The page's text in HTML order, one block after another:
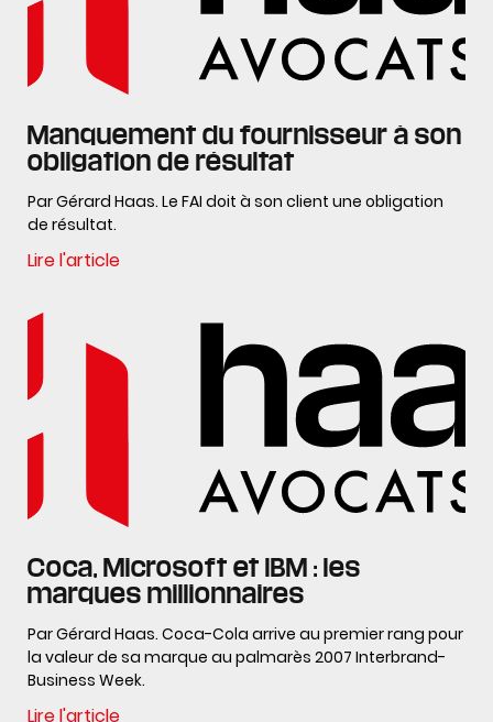
Manquement du fournisseur à son
obligation de résultat
Par Gérard Haas. Le FAI doit à son client une obligation
de résultat.
Lire l'article
Coca, Microsoft et IBM : les
marques millionnaires
Par Gérard Haas. Coca-Cola arrive au premier rang pour
la valeur de sa marque au palmarès 2007 Interbrand-
Business Week.
Lire l'article